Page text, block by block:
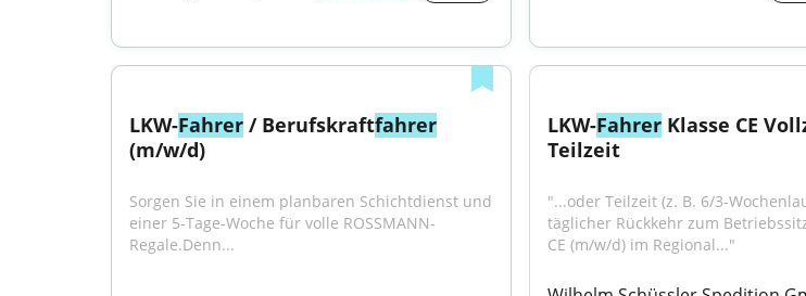
LKW-Fahrer / Berufskraftfahrer
(m/w/d)
Sorgen Sie in einem planbaren Schichtdienst und
einer 5-Tage-Woche für volle ROSSMANN-
Regale.Denn...
LKW-Fahrer Klasse CE
Teilzeit
"...oder Teilzeit (z. B. 6/3-
täglicher Rückkehr zum
CE (m/w/d) im Regional..."